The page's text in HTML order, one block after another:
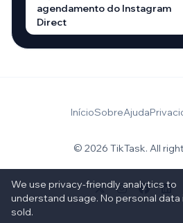
agendamento do Instagram
Direct
InícioSobreAjuda
© 2026 TikTask. All
We use privacy-friendly analytics to
understand usage. No personal data
sold.